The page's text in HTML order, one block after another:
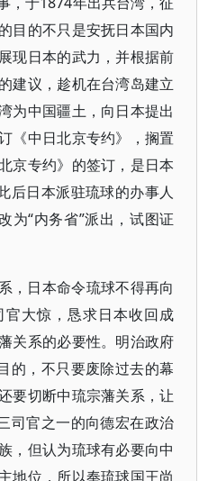
目的不只是安抚日本国内
现日本的武力，并根据前
建议，趁机在台湾岛建立
为中国疆土，向日本提出
《中日北京专约》，搁置
京专约》的签订，是日本
后日本派驻琉球的办事人
为“内务省”派出，试图证
，日本命令琉球不得再向
大惊，恳求日本收回成
关系的必要性。明治政府
的，不只要废除过去的幕
要切断中琉宗藩关系，让
司官之一的向德宏在政治
，但认为琉球有必要向中
地位，所以奉琉球国王尚